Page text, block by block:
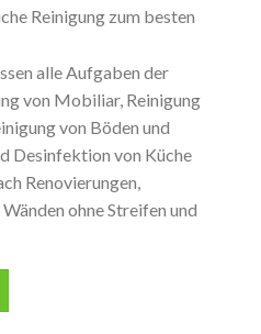
Reinigung zum besten
alle Aufgaben der
von Mobiliar, Reinigung
von Böden und
Desinfektion von Küche
Renovierungen,
ohne Streifen und